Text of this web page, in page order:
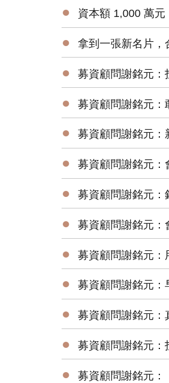
● 資本額 1,000 萬
● 拿到一張新名片，
● 募資顧問謝銘元：投
● 募資顧問謝銘元：
● 募資顧問謝銘元：
● 募資顧問謝銘元：
● 募資顧問謝銘元：
● 募資顧問謝銘元：
● 募資顧問謝銘元：
● 募資顧問謝銘元：
● 募資顧問謝銘元：真
● 募資顧問謝銘元：投
● 募資顧問謝銘元：